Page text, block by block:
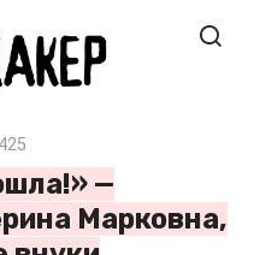
425
—
Марковна,